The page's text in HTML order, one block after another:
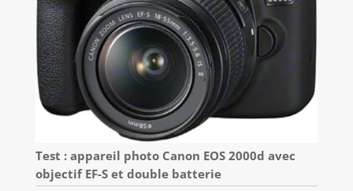
Test : appareil photo Canon EOS 2000d avec
objectif EF-S et double batterie